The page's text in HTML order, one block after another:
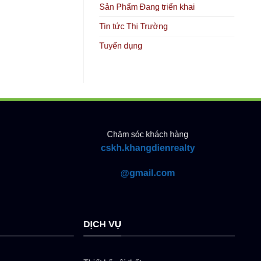
Sản Phẩm Đang triển khai
Tin tức Thị Trường
Tuyển dụng
Chăm sóc khách hàng
cskh.khangdienrealty
@gmail.com
DỊCH VỤ